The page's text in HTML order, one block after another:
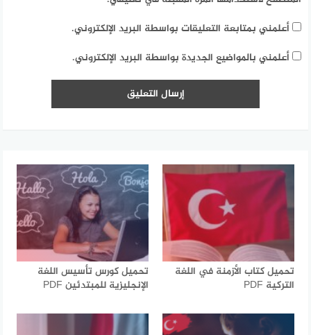
أعلمني بمتابعة التعليقات بواسطة البريد الإلكتروني.
أعلمني بالمواضيع الجديدة بواسطة البريد الإلكتروني.
تحميل كتاب الأزمنة في اللغة
التركية PDF
تحميل كورس تأسيس اللغة
الإنجليزية للمبتدئين PDF